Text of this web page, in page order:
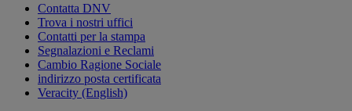
Contatta DNV
Trova i nostri uffici
Contatti per la stampa
Segnalazioni e Reclami
Cambio Ragione Sociale
indirizzo posta certificata
Veracity (English)